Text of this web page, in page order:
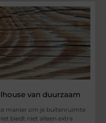
van duurzaam
manier om je buitenruimte
biedt niet alleen extra